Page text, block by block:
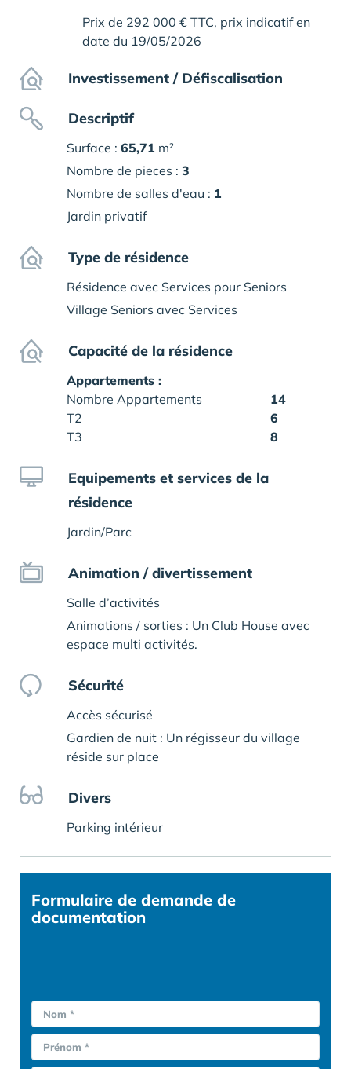
Prix de 292 000 € TTC, prix indicatif en
date du 19/05/2026
Investissement / Défiscalisation
Descriptif
Surface : 65,71 m²
Nombre de pieces : 3
Nombre de salles d'eau : 1
Jardin privatif
Type de résidence
Résidence avec Services pour Seniors
Village Seniors avec Services
Capacité de la résidence
Appartements :
Nombre Appartements
14
T2
6
T3
8
Equipements et services de la
résidence
Jardin/Parc
Animation / divertissement
Salle d’activités
Animations / sorties : Un Club House avec
espace multi activités.
Sécurité
Accès sécurisé
Gardien de nuit : Un régisseur du village
réside sur place
Divers
Parking intérieur
Formulaire de demande de
documentation
Nom *
Prénom *